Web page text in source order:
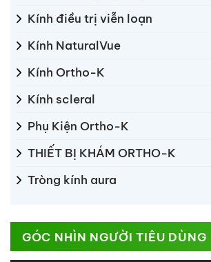
Kính điều trị viễn loạn
Kính NaturalVue
Kính Ortho-K
Kính scleral
Phụ Kiện Ortho-K
THIẾT BỊ KHÁM ORTHO-K
Tròng kính aura
GÓC NHÌN NGƯỜI TIÊU DÙNG